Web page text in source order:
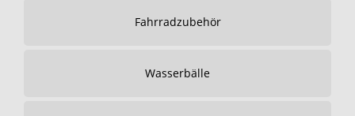
Fahrradzubehör
Wasserbälle